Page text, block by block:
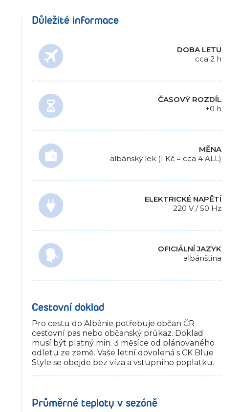
Důležité informace
DOBA LETU
cca 2 h
ČASOVÝ ROZDÍL
+0 h
MĚNA
albánský lek (1 Kč = cca 4 ALL)
ELEKTRICKÉ NAPĚTÍ
220 V / 50 Hz
OFICIÁLNÍ JAZYK
albánština
Cestovní doklad
Pro cestu do Albánie potřebuje občan ČR
cestovní pas nebo občanský průkaz. Doklad
musí být platný min. 3 měsíce od plánovaného
odletu ze země. Vaše letní dovolená s CK Blue
Style se obejde bez víza a vstupního poplatku.
Průměrné teploty v sezóně